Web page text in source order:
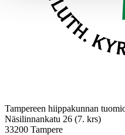
Tampereen hiippakunnan
Näsilinnankatu 26 (7. krs)
33200 Tampere